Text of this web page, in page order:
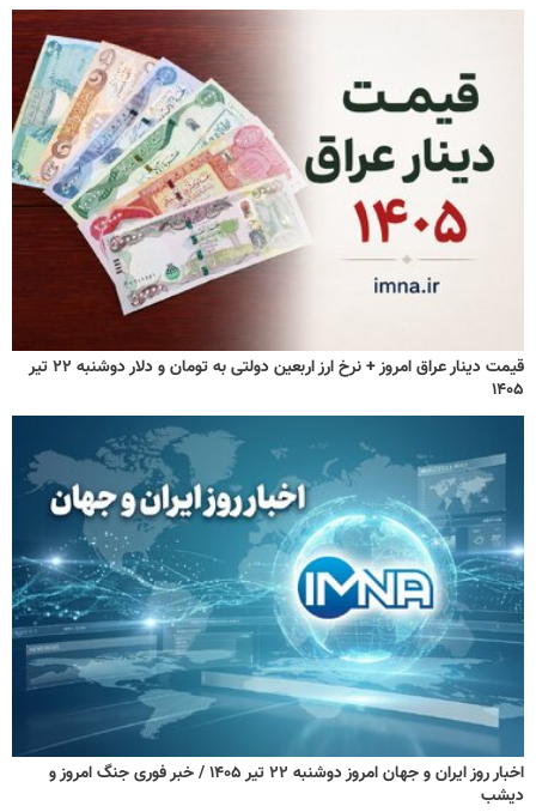
قیمت دینار عراق امروز + نرخ ارز اربعین دولتی به تومان و دلار دوشنبه ۲۲ تیر
۱۴۰۵
اخبار روز ایران و جهان امروز دوشنبه ۲۲ تیر ۱۴۰۵ / خبر فوری جنگ امروز و
دیشب